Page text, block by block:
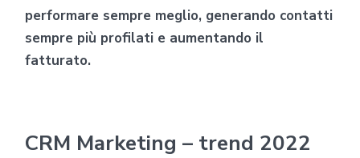
performare sempre meglio, generando contatti
sempre più profilati e aumentando il
fatturato.
CRM Marketing – trend 2022